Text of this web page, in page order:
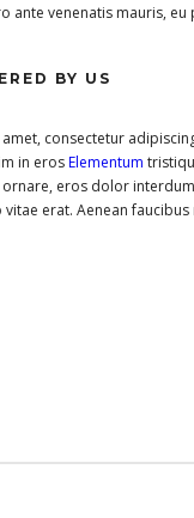
ante venenatis mauris, eu
BY US
consectetur
in erosElementum
ornare, eros dolor
erat. Aenean faucibus